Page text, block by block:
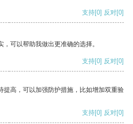
支持[0] 反对[0]
可以帮助我做出更准确的选择。
支持[0] 反对[0]
提高，可以加强防护措施，比如增加双重验
支持[0] 反对[0]